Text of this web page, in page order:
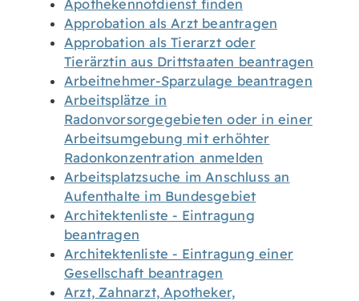
Apothekennotdienst finden
Approbation als Arzt beantragen
Approbation als Tierarzt oder
Tierärztin aus Drittstaaten beantragen
Arbeitnehmer-Sparzulage beantragen
Arbeitsplätze in
Radonvorsorgegebieten oder in einer
Arbeitsumgebung mit erhöhter
Radonkonzentration anmelden
Arbeitsplatzsuche im Anschluss an
Aufenthalte im Bundesgebiet
Architektenliste - Eintragung
beantragen
Architektenliste - Eintragung einer
Gesellschaft beantragen
Arzt, Zahnarzt, Apotheker,